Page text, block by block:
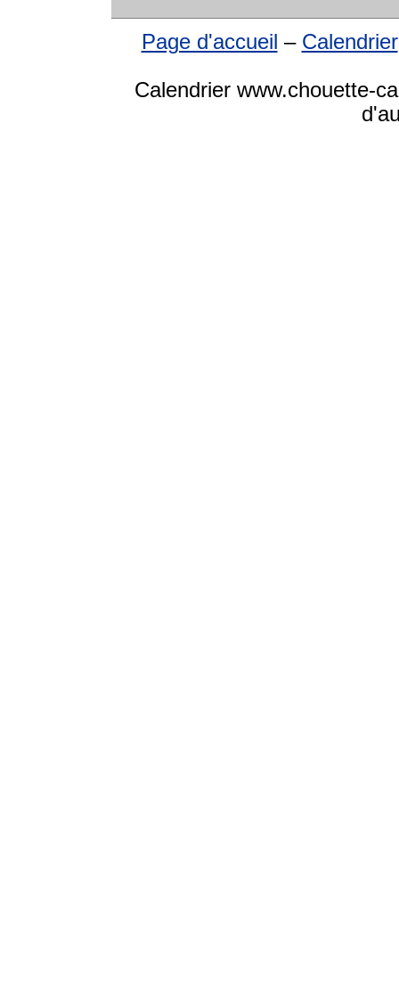
Page d'accueil – Calendrier
Calendrier www.chouette-